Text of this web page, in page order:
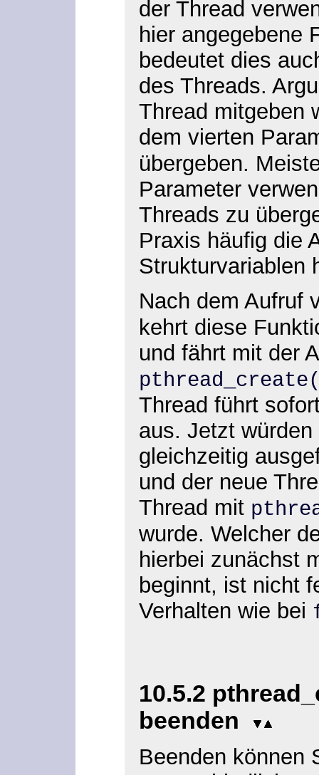
der Thread
hier angegebene
bedeutet dies
des Threads.
Thread mitgeben
dem vierten
übergeben.
Parameter
Threads zu
Praxis häufig die
Strukturvariablen
Nach dem Aufruf
kehrt diese
und fährt mit der
Thread führt
aus. Jetzt
gleichzeitig
und der neue
Thread mit
wurde. Welcher
hierbei zunächst
beginnt, ist nicht
Verhalten wie bei
10.5.2
beenden
Beenden können